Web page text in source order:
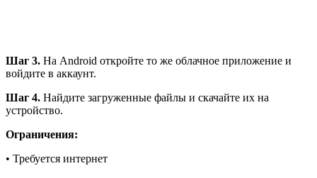
Шаг 3. На Android откройте то же облачное приложение и
войдите в аккаунт.
Шаг 4. Найдите загруженные файлы и скачайте их на
устройство.
Ограничения:
• Требуется интернет